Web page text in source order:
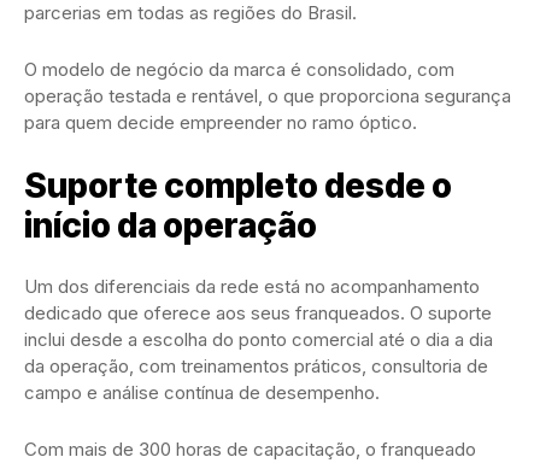
parcerias em todas as regiões do Brasil.
O modelo de negócio da marca é consolidado, com
operação testada e rentável, o que proporciona segurança
para quem decide empreender no ramo óptico.
Suporte completo desde o
início da operação
Um dos diferenciais da rede está no acompanhamento
dedicado que oferece aos seus franqueados. O suporte
inclui desde a escolha do ponto comercial até o dia a dia
da operação, com treinamentos práticos, consultoria de
campo e análise contínua de desempenho.
Com mais de 300 horas de capacitação, o franqueado